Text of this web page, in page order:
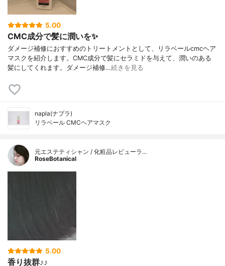
5.00
CMC成分で髪に潤いを✨
ダメージ補修におすすめのトリートメントとして、リラベールcmcヘア
マスクを紹介します。CMC成分で髪にセラミドを与えて、潤いのある
髪にしてくれます。ダメージ補修…続きを見る
napla(ナプラ)
リラベール CMCヘアマスク
元エステティシャン / 化粧品レビューラ…
RoseBotanical
5.00
香り抜群♪♪